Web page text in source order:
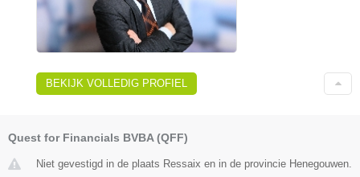
BEKIJK VOLLEDIG PROFIEL
Quest for Financials BVBA (QFF)
Niet gevestigd in de plaats Ressaix en in de provincie Henegouwen.